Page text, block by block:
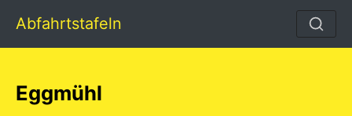
Abfahrtstafeln
Eggmühl